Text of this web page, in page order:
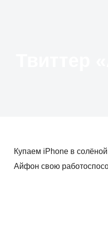
Купаем iPhone в
Айфон свою